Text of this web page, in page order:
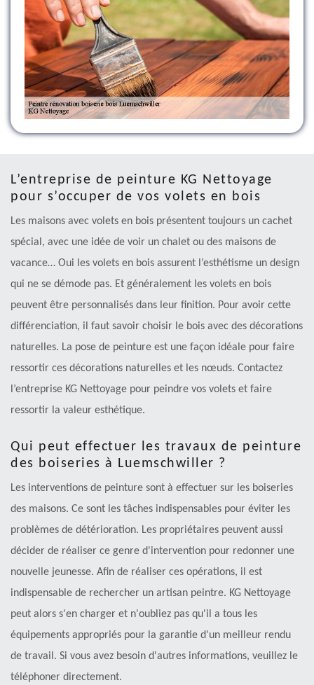
L’entreprise de peinture KG Nettoyage
pour s’occuper de vos volets en bois
Les maisons avec volets en bois présentent toujours un cachet
spécial, avec une idée de voir un chalet ou des maisons de
vacance… Oui les volets en bois assurent l’esthétisme un design
qui ne se démode pas. Et généralement les volets en bois
peuvent être personnalisés dans leur finition. Pour avoir cette
différenciation, il faut savoir choisir le bois avec des décorations
naturelles. La pose de peinture est une façon idéale pour faire
ressortir ces décorations naturelles et les nœuds. Contactez
l’entreprise KG Nettoyage pour peindre vos volets et faire
ressortir la valeur esthétique.
Qui peut effectuer les travaux de peinture
des boiseries à Luemschwiller ?
Les interventions de peinture sont à effectuer sur les boiseries
des maisons. Ce sont les tâches indispensables pour éviter les
problèmes de détérioration. Les propriétaires peuvent aussi
décider de réaliser ce genre d'intervention pour redonner une
nouvelle jeunesse. Afin de réaliser ces opérations, il est
indispensable de rechercher un artisan peintre. KG Nettoyage
peut alors s'en charger et n'oubliez pas qu'il a tous les
équipements appropriés pour la garantie d'un meilleur rendu
de travail. Si vous avez besoin d'autres informations, veuillez le
téléphoner directement.